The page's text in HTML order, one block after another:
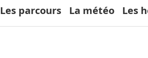
Les parcours La météo Les